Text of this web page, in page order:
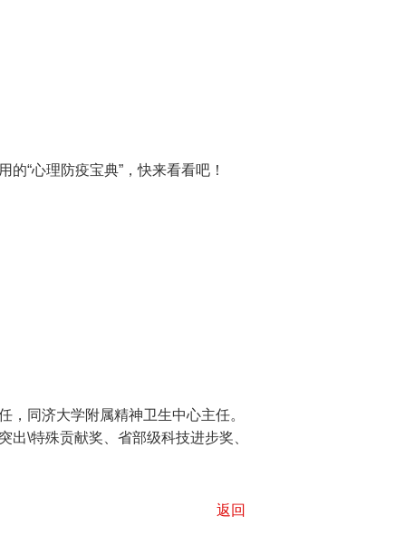
“心理防疫宝典”，快来看看吧！
，同济大学附属精神卫生中心主任。
出\特殊贡献奖、省部级科技进步奖、
返回